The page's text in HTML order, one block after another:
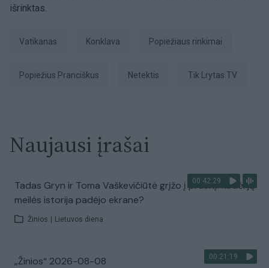
išrinktas.
Vatikanas Konklava Popiežiaus rinkimai
Popiežius Pranciškus netektis tik Lrytas.TV
Naujausi įrašai
00:42:29
Tadas Gryn ir Toma Vaškevičiūtė grįžo į praeitį: kodėl jų
meilės istorija padėjo ekrane?
Žinios Lietuvos diena
00:21:19
„Žinios“ 2026-08-08